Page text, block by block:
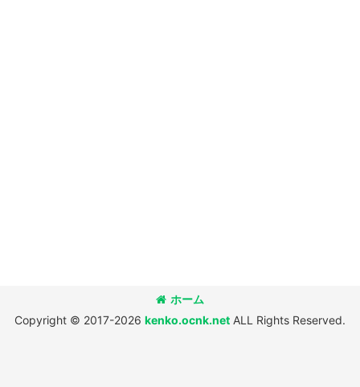
ホーム
Copyright © 2017-2026 kenko.ocnk.net ALL Rights Reserved.